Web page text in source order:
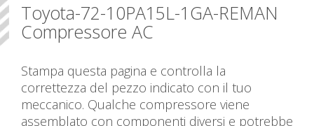
Toyota-72-10PA15L-1GA-REMAN
Compressore AC
Stampa questa pagina e controlla la
correttezza del pezzo indicato con il tuo
meccanico. Qualche compressore viene
assemblato con componenti diversi e potrebbe